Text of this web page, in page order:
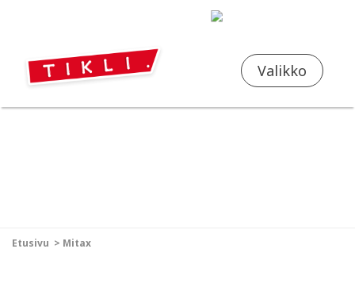
Valikko
Etusivu > Mitax